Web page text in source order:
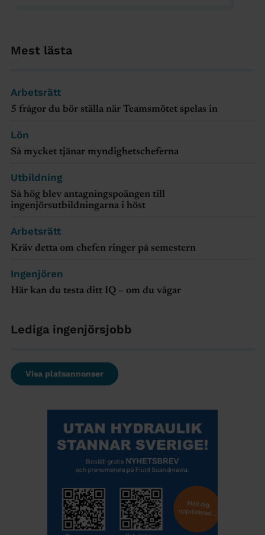
Mest lästa
Arbetsrätt
5 frågor du bör ställa när Teamsmötet spelas in
Lön
Så mycket tjänar myndighetscheferna
Utbildning
Så hög blev antagningspoängen till
ingenjörsutbildningarna i höst
Arbetsrätt
Kräv detta om chefen ringer på semestern
Ingenjören
Här kan du testa ditt IQ – om du vågar
Lediga ingenjörsjobb
Visa platsannonser